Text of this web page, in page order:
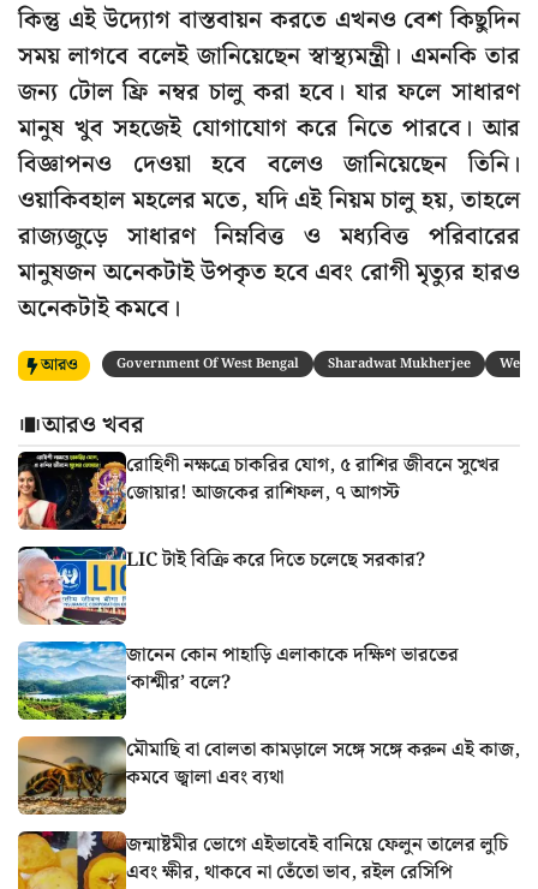
কিন্তু এই উদ্যোগ বাস্তবায়ন করতে এখনও বেশ কিছুদিন
সময় লাগবে বলেই জানিয়েছেন স্বাস্থ্যমন্ত্রী। এমনকি তার
জন্য টোল ফ্রি নম্বর চালু করা হবে। যার ফলে সাধারণ
মানুষ খুব সহজেই যোগাযোগ করে নিতে পারবে। আর
বিজ্ঞাপনও দেওয়া হবে বলেও জানিয়েছেন তিনি।
ওয়াকিবহাল মহলের মতে, যদি এই নিয়ম চালু হয়, তাহলে
রাজ্যজুড়ে সাধারণ নিম্নবিত্ত ও মধ্যবিত্ত পরিবারের
মানুষজন অনেকটাই উপকৃত হবে এবং রোগী মৃত্যুর হারও
অনেকটাই কমবে।
আরও Government Of West Bengal Sharadwat Mukherjee West
আরও খবর
রোহিণী নক্ষত্রে চাকরির যোগ, ৫ রাশির জীবনে সুখের
জোয়ার! আজকের রাশিফল, ৭ আগস্ট
LIC টাই বিক্রি করে দিতে চলেছে সরকার?
জানেন কোন পাহাড়ি এলাকাকে দক্ষিণ ভারতের
‘কাশ্মীর’ বলে?
মৌমাছি বা বোলতা কামড়ালে সঙ্গে সঙ্গে করুন এই কাজ,
কমবে জ্বালা এবং ব্যথা
জন্মাষ্টমীর ভোগে এইভাবেই বানিয়ে ফেলুন তালের লুচি
এবং ক্ষীর, থাকবে না তেঁতো ভাব, রইল রেসিপি